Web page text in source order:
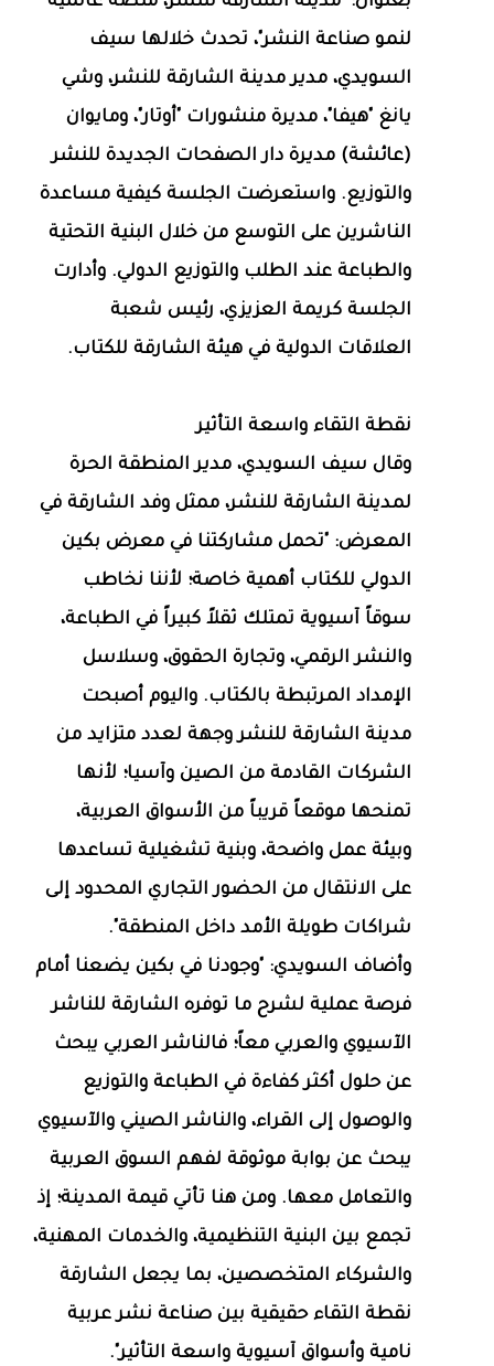
لنمو صناعة النشر"، تحدث خلالها سيف
السويدي، مدير مدينة الشارقة للنشر، وشي
يانغ "هيفا"، مديرة منشورات "أوتار"، ومايوان
(عائشة) مديرة دار الصفحات الجديدة للنشر
والتوزيع. واستعرضت الجلسة كيفية مساعدة
الناشرين على التوسع من خلال البنية التحتية
والطباعة عند الطلب والتوزيع الدولي. وأدارت
الجلسة كريمة العزيزي، رئيس شعبة
العلاقات الدولية في هيئة الشارقة للكتاب.
نقطة التقاء واسعة التأثير
وقال سيف السويدي، مدير المنطقة الحرة
لمدينة الشارقة للنشر، ممثل وفد الشارقة في
المعرض: "تحمل مشاركتنا في معرض بكين
الدولي للكتاب أهمية خاصة؛ لأننا نخاطب
سوقاً آسيوية تمتلك ثقلاً كبيراً في الطباعة،
والنشر الرقمي، وتجارة الحقوق، وسلاسل
الإمداد المرتبطة بالكتاب. واليوم أصبحت
مدينة الشارقة للنشر وجهة لعدد متزايد من
الشركات القادمة من الصين وآسيا؛ لأنها
تمنحها موقعاً قريباً من الأسواق العربية،
وبيئة عمل واضحة، وبنية تشغيلية تساعدها
على الانتقال من الحضور التجاري المحدود إلى
شراكات طويلة الأمد داخل المنطقة".
وأضاف السويدي: "وجودنا في بكين يضعنا أمام
فرصة عملية لشرح ما توفره الشارقة للناشر
الآسيوي والعربي معاً؛ فالناشر العربي يبحث
عن حلول أكثر كفاءة في الطباعة والتوزيع
والوصول إلى القراء، والناشر الصيني والآسيوي
يبحث عن بوابة موثوقة لفهم السوق العربية
والتعامل معها. ومن هنا تأتي قيمة المدينة؛ إذ
تجمع بين البنية التنظيمية، والخدمات المهنية،
والشركاء المتخصصين، بما يجعل الشارقة
نقطة التقاء حقيقية بين صناعة نشر عربية
نامية وأسواق آسيوية واسعة التأثير".